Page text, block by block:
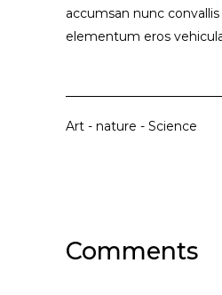
accumsan nunc
elementum eros
Art - nature - Science
Comments